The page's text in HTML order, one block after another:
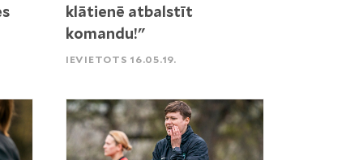
klātienē atbalstīt
komandu!"
IEVIETOTS 16.05.19.